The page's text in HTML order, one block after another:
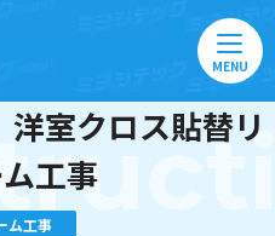
MENU
室クロス貼替リ
工事
ム工事